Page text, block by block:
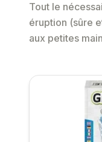
Tout le
éruption (sûre
aux petites